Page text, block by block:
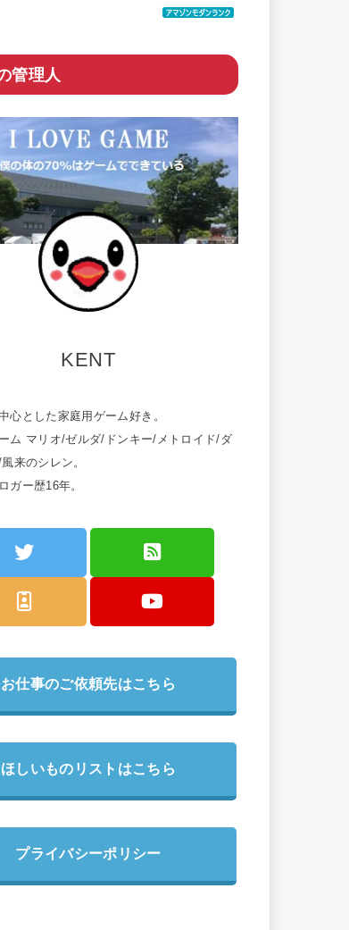
管理人
KENT
心とした家庭用ゲーム好き。
ム マリオ/ゼルダ/ドンキー/メトロイド/ダ
来のシレン。
ガー歴16年。
お仕事のご依頼先はこちら
ほしいものリストはこちら
プライバシーポリシー